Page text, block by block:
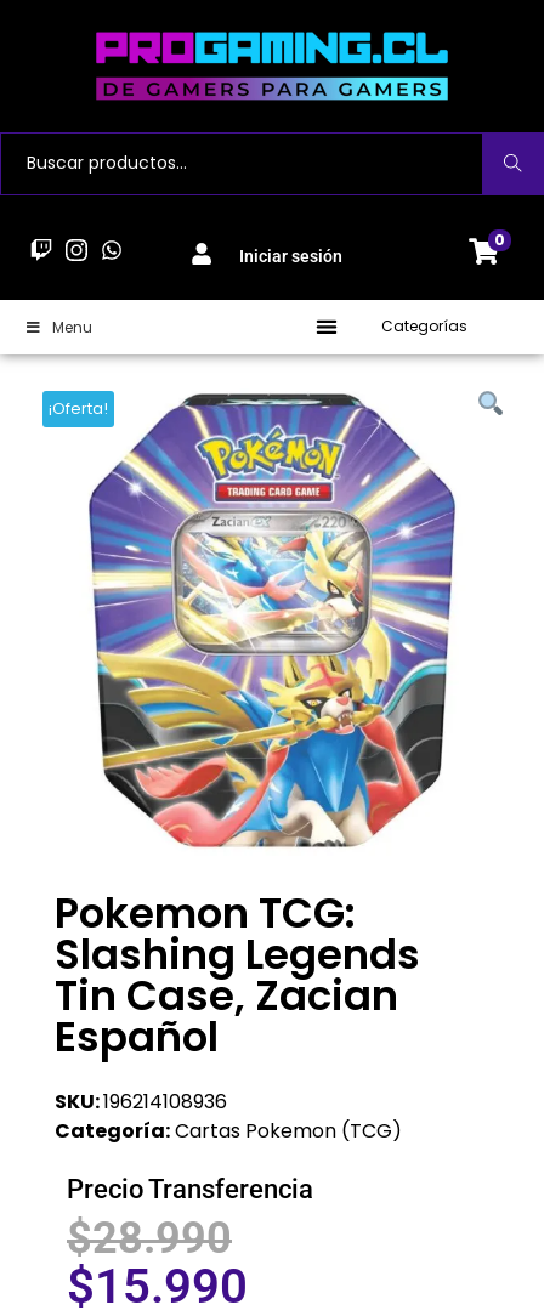
Buscar
Iniciar sesión
0
Menu Categorías
¡Oferta!
Pokemon TCG:
Slashing Legends
Tin Case, Zacian
Español
SKU:196214108936
Categoría:Cartas Pokemon (TCG)
Precio Transferencia
$28.990
$15.990